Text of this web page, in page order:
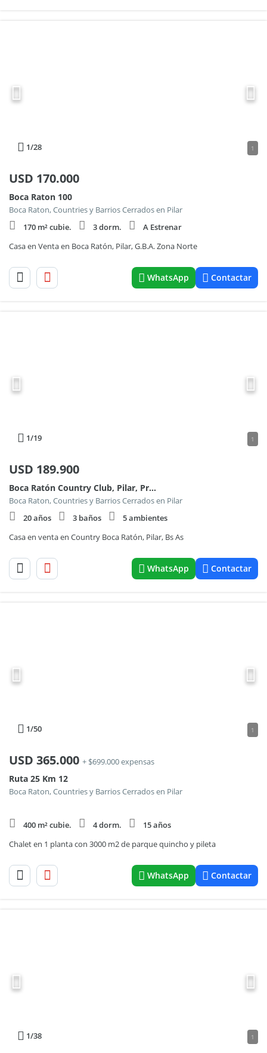
1/28 1
USD 170.000
Boca Raton 100
Boca Raton, Countries y Barrios Cerrados en Pilar
170 m² cubie.
3 dorm.
A Estrenar
Casa en Venta en Boca Ratón, Pilar, G.B.A. Zona Norte
WhatsApp Contactar
1/19 1
USD 189.900
Boca Ratón Country Club, Pilar, Provincia de Buenos Aires, Argentina
Boca Raton, Countries y Barrios Cerrados en Pilar
20 años
3 baños
5 ambientes
Casa en venta en Country Boca Ratón, Pilar, Bs As
WhatsApp Contactar
1/50 1
USD 365.000 + $699.000 expensas
Ruta 25 Km 12
Boca Raton, Countries y Barrios Cerrados en Pilar
400 m² cubie. 4 dorm.
15 años
Chalet en 1 planta con 3000 m2 de parque quincho y pileta
WhatsApp Contactar
1/38 1